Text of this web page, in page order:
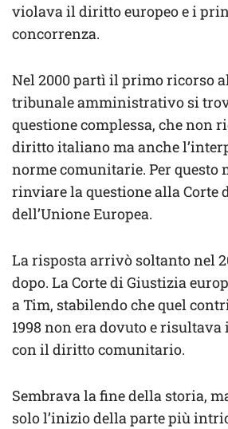
violava il diritto europeo e i
concorrenza.
Nel 2000 partì il primo ricorso
tribunale amministrativo si
questione complessa, che non
diritto italiano ma anche
norme comunitarie. Per questo
rinviare la questione alla Corte
dell’Unione Europea.
La risposta arrivò soltanto nel
dopo. La Corte di Giustizia
a Tim, stabilendo che quel
1998 non era dovuto e
con il diritto comunitario.
Sembrava la fine della storia,
solo l’inizio della parte più